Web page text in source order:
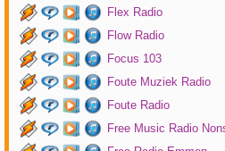
Flex Radio
Flow Radio
Focus 103
Foute Muziek Radio
Foute Radio
Free Music Radio